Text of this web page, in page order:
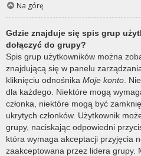
Na górę
Gdzie znajduje się spis grup
dołączyć do grupy?
Spis grup użytkowników można
znajdującą się w panelu
kliknięciu odnośnika Moje konto .
dla każdego. Niektóre mogą
członka, niektóre mogą być
ukrytych członków. Użytkownik
grupy, naciskając odpowiedni
która wymaga akceptacji przyjęcia
zaakceptowana przez lidera grupy.